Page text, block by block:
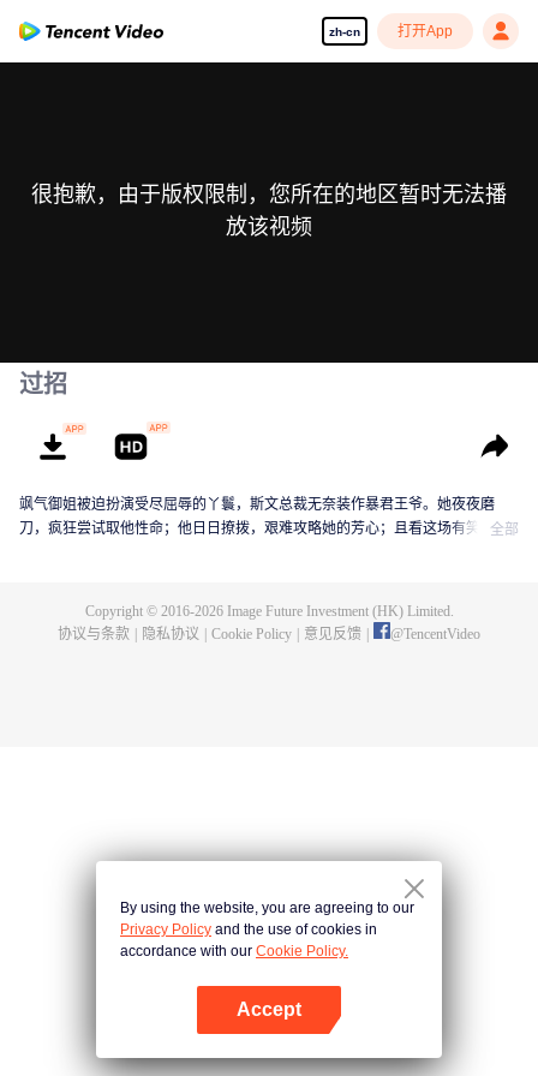
zh-cn 打开App
很抱歉，由于版权限制，您所在的地区暂时无法播
放该视频
过招
飒气御姐被迫扮演受尽屈辱的丫鬟，斯文总裁无奈装作暴君王爷。她夜夜磨
刀，疯狂尝试取他性命；他日日撩拨，艰难攻略她的芳心；且看这场有笑有撩
全部
Copyright © 2016-2026Image Future Investment (HK) Limited.
协议与条款
隐私协议 Cookie Policy 意见反馈 @TencentVideo
By using the website, you are agreeing to our
Privacy Policy and the use of cookies in
accordance with our Cookie Policy.
Accept